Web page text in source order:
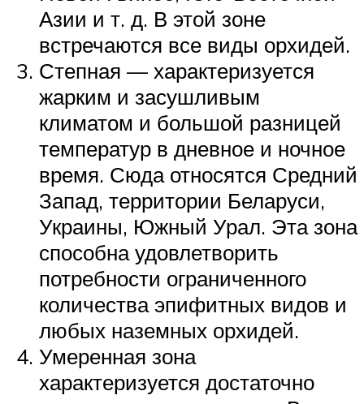
Азии и т. д. В этой зоне
встречаются все виды орхидей.
Степная — характеризуется
жарким и засушливым
климатом и большой разницей
температур в дневное и ночное
время. Сюда относятся Средний
Запад, территории Беларуси,
Украины, Южный Урал. Эта зона
способна удовлетворить
потребности ограниченного
количества эпифитных видов и
любых наземных орхидей.
Умеренная зона
характеризуется достаточно